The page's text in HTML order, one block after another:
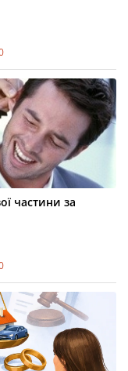
частини за